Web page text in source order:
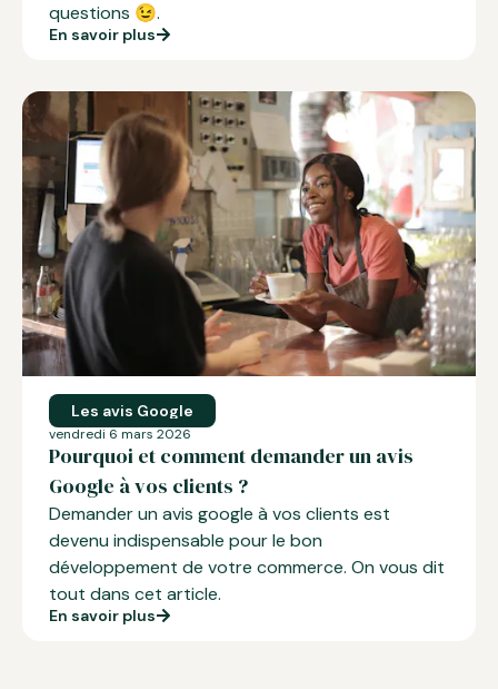
questions 😉.
En savoir plus
Les avis Google
vendredi 6 mars 2026
Pourquoi et comment demander un avis
Google à vos clients ?
Demander un avis google à vos clients est
devenu indispensable pour le bon
développement de votre commerce. On vous dit
tout dans cet article.
En savoir plus